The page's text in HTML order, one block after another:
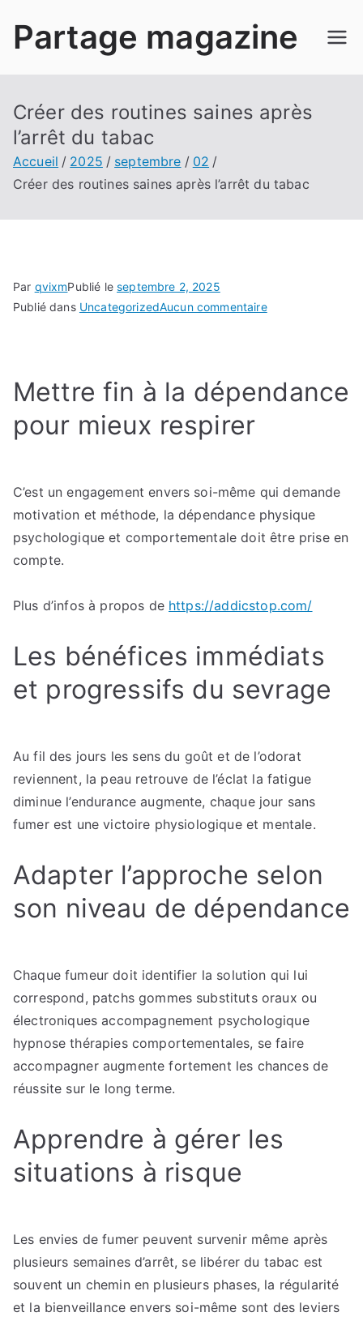
Partage magazine
Créer des routines saines après
l’arrêt du tabac
Accueil 2025 septembre
02
Créer des routines saines après l’arrêt du tabac
Par qvixmPublié leseptembre 2, 2025
Publié dans UncategorizedAucun commentairesur
saines
Mettre fin à la dépendance
pour mieux respirer
C’est un engagement envers soi-même qui demande
motivation et méthode, la dépendance physique
psychologique et comportementale doit être prise en
compte.
Plus d’infos à propos de https://addicstop.com/
Les bénéfices immédiats
et progressifs du sevrage
Au fil des jours les sens du goût et de l’odorat
reviennent, la peau retrouve de l’éclat la fatigue
diminue l’endurance augmente, chaque jour sans
fumer est une victoire physiologique et mentale.
Adapter l’approche selon
son niveau de dépendance
Chaque fumeur doit identifier la solution qui lui
correspond, patchs gommes substituts oraux ou
électroniques accompagnement psychologique
hypnose thérapies comportementales, se faire
accompagner augmente fortement les chances de
réussite sur le long terme.
Apprendre à gérer les
situations à risque
Les envies de fumer peuvent survenir même après
plusieurs semaines d’arrêt, se libérer du tabac est
souvent un chemin en plusieurs phases, la régularité
et la bienveillance envers soi-même sont des leviers